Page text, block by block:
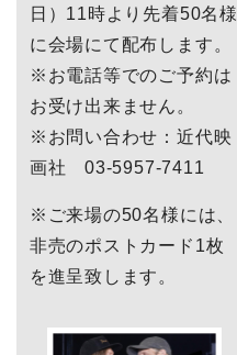
日）11時より先着50名様
に会場にて配布します。
※お電話等でのご予約は
お受け出来ません。
※お問い合わせ：近代映
画社 03-5957-7411
※ご来場の50名様には、
非売のポストカード1枚
を進呈致します。